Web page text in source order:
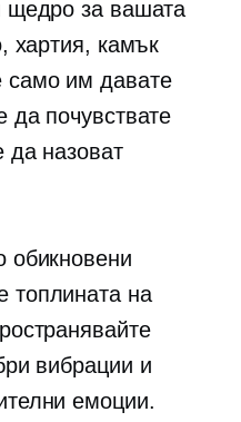
щедро за вашата
хартия, камък
само им давате
да почувствате
да назоват
обикновени
топлината на
вибрации и
емоции.